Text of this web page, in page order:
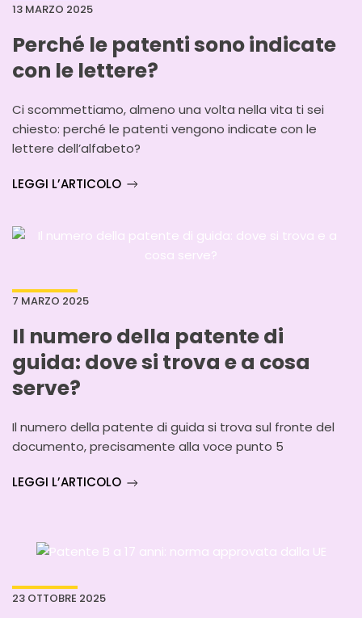
13 MARZO 2025
Perché le patenti sono indicate
con le lettere?
Ci scommettiamo, almeno una volta nella vita ti sei
chiesto: perché le patenti vengono indicate con le
lettere dell’alfabeto?
LEGGI L’ARTICOLO
7 MARZO 2025
Il numero della patente di
guida: dove si trova e a cosa
serve?
Il numero della patente di guida si trova sul fronte del
documento, precisamente alla voce punto 5
LEGGI L’ARTICOLO
23 OTTOBRE 2025